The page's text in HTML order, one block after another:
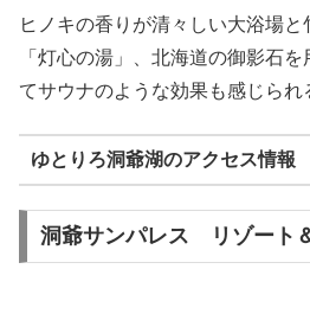
ヒノキの香りが清々しい大浴場
「灯心の湯」、北海道の御影石
てサウナのような効果も感じられ
ゆとりろ洞爺湖のアクセス情報
洞爺サンパレス リゾート